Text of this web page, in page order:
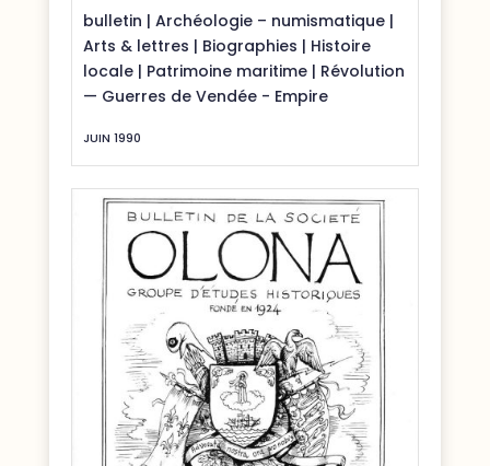
bulletin | Archéologie – numismatique|
Arts & lettres | Biographies | Histoire
locale| Patrimoine maritime| Révolution
— Guerres de Vendée - Empire
JUIN 1990